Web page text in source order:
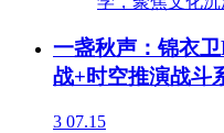
一盏秋声：锦衣
战+时空推演战斗
3 07.15